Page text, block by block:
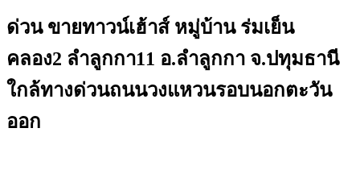
ด่วน ขายทาวน์เฮ้าส์ หมู่บ้าน ร่มเย็น
คลอง2 ลำลูกกา11 อ.ลำลูกกา จ.ปทุมธานี
ใกล้ทางด่วนถนนวงแหวนรอบนอกตะวัน
ออก